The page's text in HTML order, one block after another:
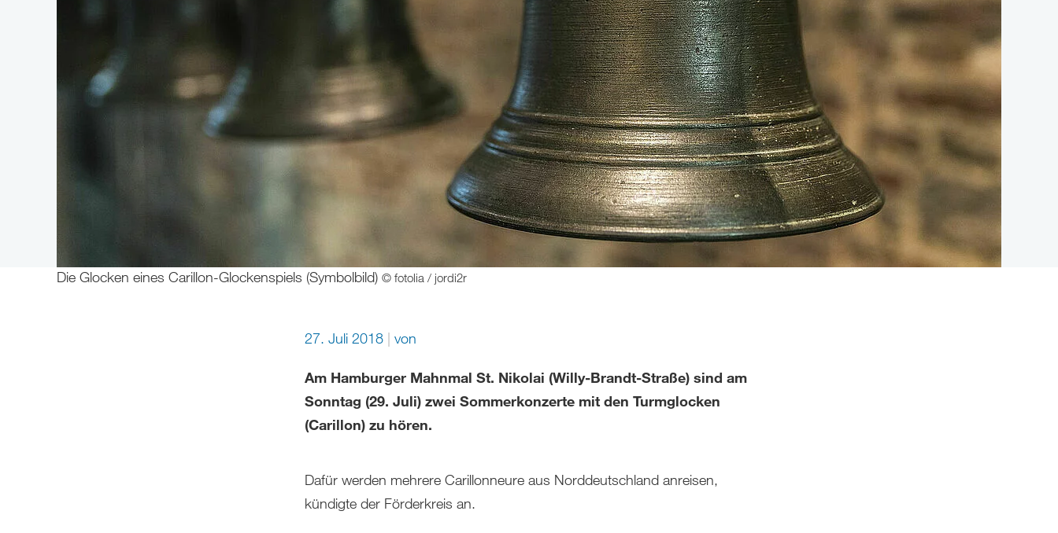
Die Glocken eines Carillon-Glockenspiels (Symbolbild) © fotolia / jordi2r
27. Juli 2018 von
Am Hamburger Mahnmal St. Nikolai (Willy-Brandt-Straße) sind am
Sonntag (29. Juli) zwei Sommerkonzerte mit den Turmglocken
(Carillon) zu hören.
Dafür werden mehrere Carillonneure aus Norddeutschland anreisen,
kündigte der Förderkreis an.